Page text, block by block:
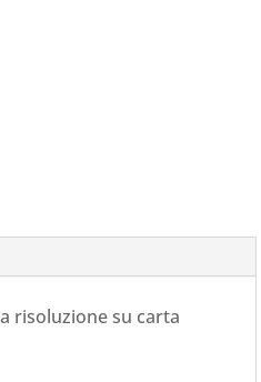
risoluzione su carta